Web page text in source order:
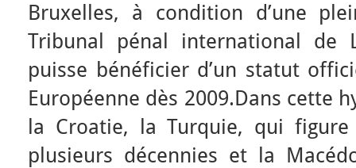
Bruxelles, à condition d’une
Tribunal pénal international de
puisse bénéficier d’un statut
Européenne dès 2009.Dans cette
la Croatie, la Turquie, qui
plusieurs décennies et la